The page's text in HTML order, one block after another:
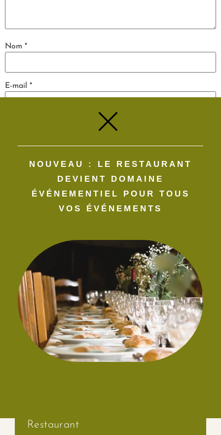
Nom *
E-mail *
Enregistrer mon nom, mon e-mail et mon site dans le
navigateur pour mon prochain commentaire.
Restaurant
NOUVEAU : LE RESTAURANT
DEVIENT DOMAINE
ÉVÉNEMENTIEL POUR TOUS
VOS ÉVÉNEMENTS​